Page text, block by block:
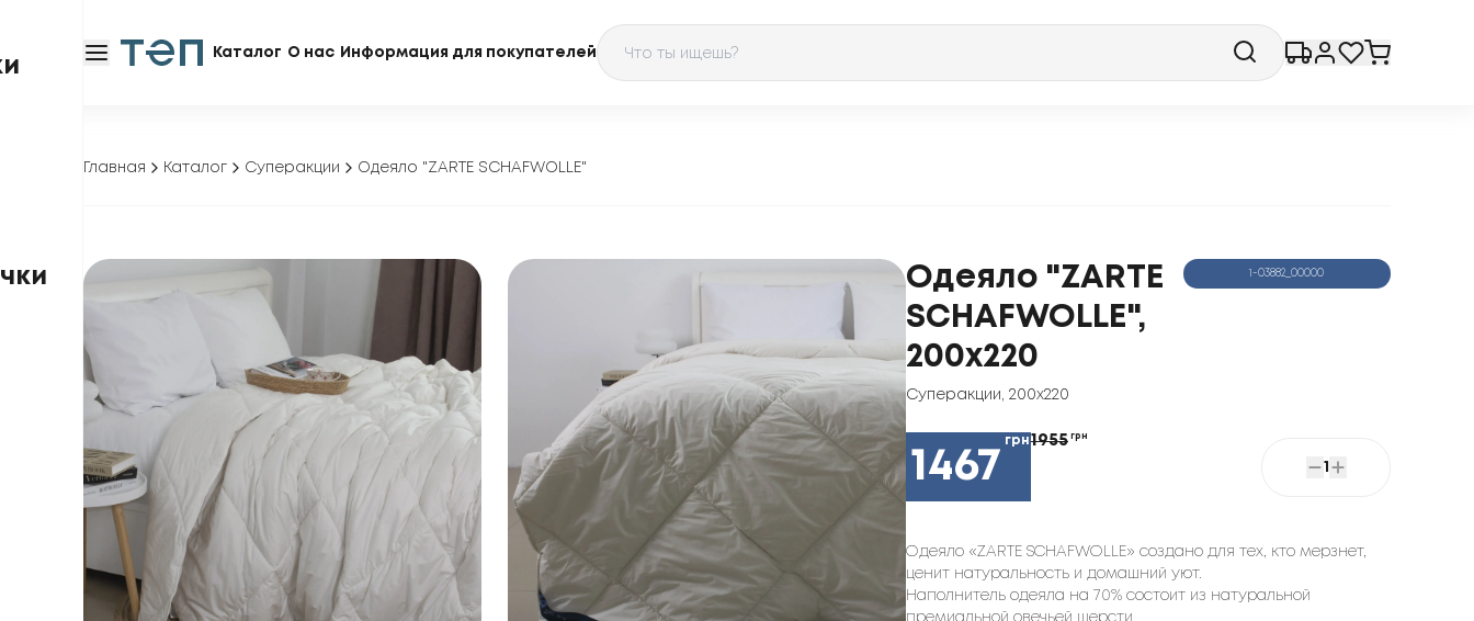
Каталог О нас Информация для покупателей
Главная Каталог Суперакции Одеяло "ZARTE SCHAFWOLLE"
Одеяло "ZARTE
SCHAFWOLLE",
200x220
Суперакции 200x220
1-03882_00000
1467
грн1955 грн
1
Одеяло «ZARTE SCHAFWOLLE» создано для тех, кто мерзнет,
ценит натуральность и домашний уют.
Наполнитель одеяла на 70% состоит из натуральной
премиальной овечьей шерсти.